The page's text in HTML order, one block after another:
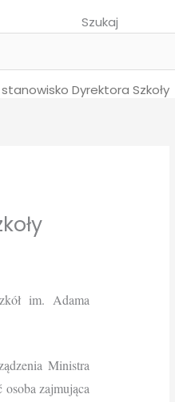
Szukaj
Dyrektora Szkoły
im. Adama
Ministra
zajmująca